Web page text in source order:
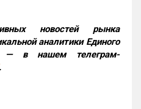
новостей рынка
аналитики Единого
— в нашем телеграм-